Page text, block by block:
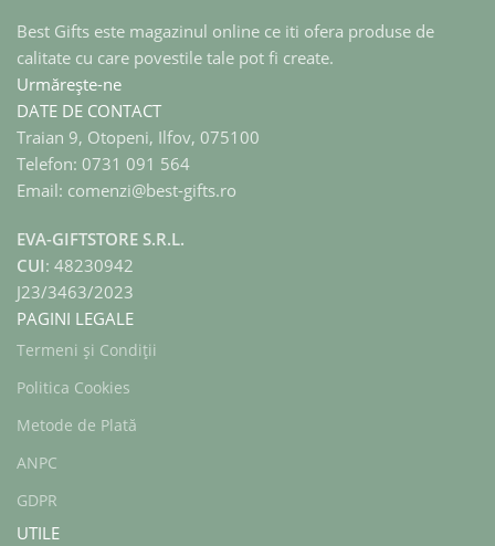
Best Gifts este magazinul online ce iti ofera produse de
calitate cu care povestile tale pot fi create.
Urmărește-ne
DATE DE CONTACT
Traian 9, Otopeni, Ilfov, 075100
Telefon: 0731 091 564
Email: comenzi@best-gifts.ro
EVA-GIFTSTORE S.R.L.
CUI: 48230942
J23/3463/2023
PAGINI LEGALE
Termeni și Condiții
Politica Cookies
Metode de Plată
ANPC
GDPR
UTILE